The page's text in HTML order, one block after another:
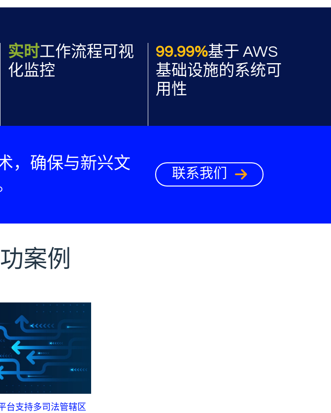
workflow benefits
实时工作流程可视
化监控
99.99%基于 AWS
基础设施的系统可
用性
，确保与新兴文
联系我们
案例
台支持多司法管辖区